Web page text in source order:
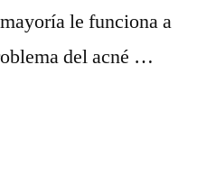
le funciona a
del acné …